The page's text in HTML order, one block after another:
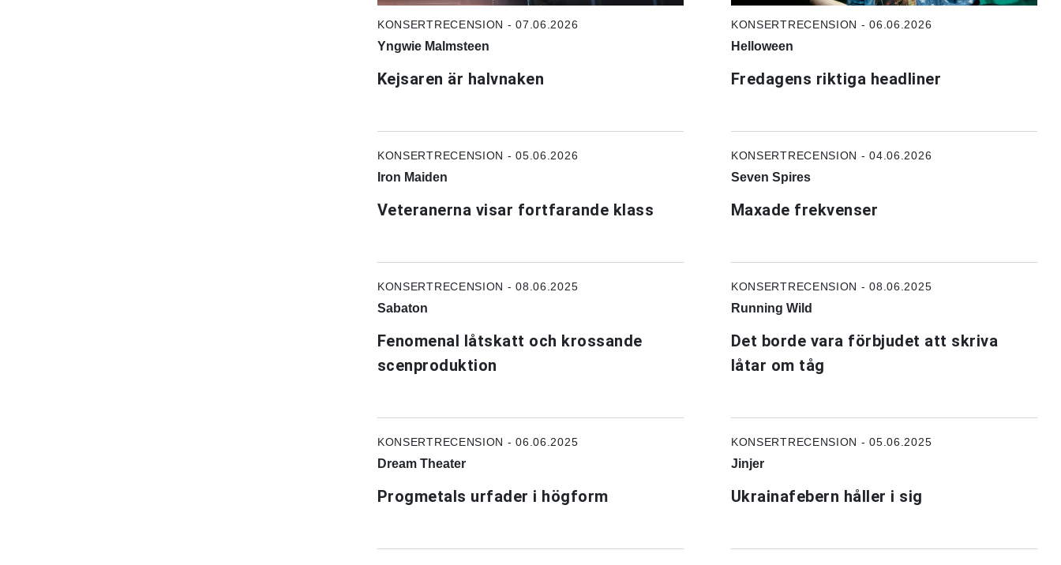
KONSERTRECENSION - 07.06.2026
Yngwie Malmsteen
Kejsaren är halvnaken
KONSERTRECENSION - 06.06.2026
Helloween
Fredagens riktiga headliner
KONSERTRECENSION - 05.06.2026
Iron Maiden
Veteranerna visar fortfarande klass
KONSERTRECENSION - 04.06.2026
Seven Spires
Maxade frekvenser
KONSERTRECENSION - 08.06.2025
Sabaton
Fenomenal låtskatt och krossande
scenproduktion
KONSERTRECENSION - 08.06.2025
Running Wild
Det borde vara förbjudet att skriva
låtar om tåg
KONSERTRECENSION - 06.06.2025
Dream Theater
Progmetals urfader i högform
KONSERTRECENSION - 05.06.2025
Jinjer
Ukrainafebern håller i sig